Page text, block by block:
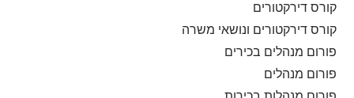
קורס דירקטורים
קורס דירקטורים ונושאי משרה
פורום מנהלים בכירים
פורום מנהלים